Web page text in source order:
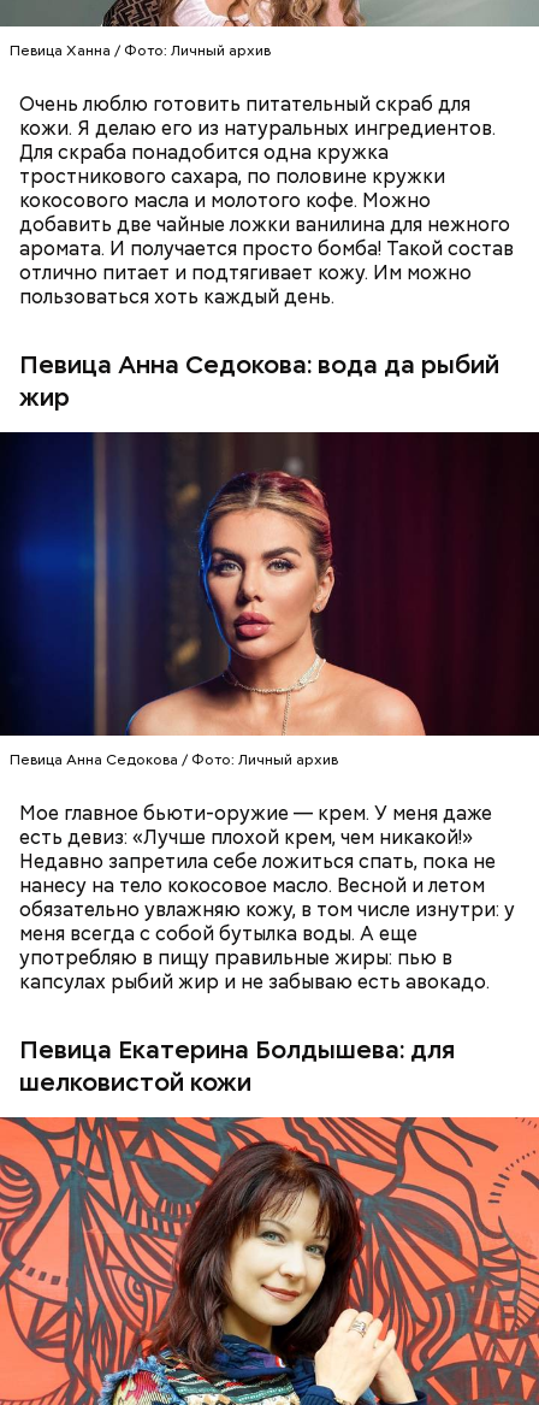
Певица Ханна / Фото: Личный архив
Очень люблю готовить питательный скраб для
кожи. Я делаю его из натуральных ингредиентов.
Для скраба понадобится одна кружка
тростникового сахара, по половине кружки
кокосового масла и молотого кофе. Можно
добавить две чайные ложки ванилина для нежного
аромата. И получается просто бомба! Такой состав
отлично питает и подтягивает кожу. Им можно
пользоваться хоть каждый день.
Певица Анна Седокова: вода да рыбий
жир
Певица Анна Седокова / Фото: Личный архив
Мое главное бьюти-оружие — крем. У меня даже
есть девиз: «Лучше плохой крем, чем никакой!»
Недавно запретила себе ложиться спать, пока не
нанесу на тело кокосовое масло. Весной и летом
обязательно увлажняю кожу, в том числе изнутри: у
меня всегда с собой бутылка воды. А еще
употребляю в пищу правильные жиры: пью в
капсулах рыбий жир и не забываю есть авокадо.
Певица Екатерина Болдышева: для
шелковистой кожи
Ингредиенты:
кабачок;
растительное масло;
соль, перец по вкусу;
свежий базилик;
сливки жирностью 20 процентов.
количеством масла и лука на сковороде. Затем ее
нужно отправить в глубокий противень. Сверху
кладем кабачки, нарезанные крупным кубиком, —
порекомендовал собеседник «ВМ».
При выборе дыни эксперт посоветовала
ориентироваться на запах:
— Она должна приятно пахнуть. Если дыня не
пахнет, значит, ее созревание ускорили или
сорвали недозревшей. Она может быть мягкой, но
будет безвкусной.
Кроме того, специалист не советует покупать
долгое время: